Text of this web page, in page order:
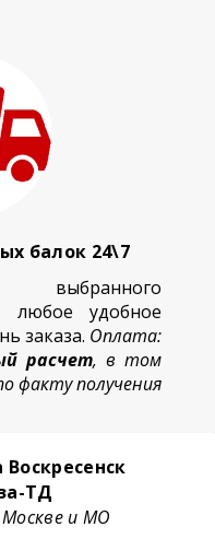
балок 24\7
любое удобное
заказа. Оплата:
расчет, в том
факту получения
ТД
и МО